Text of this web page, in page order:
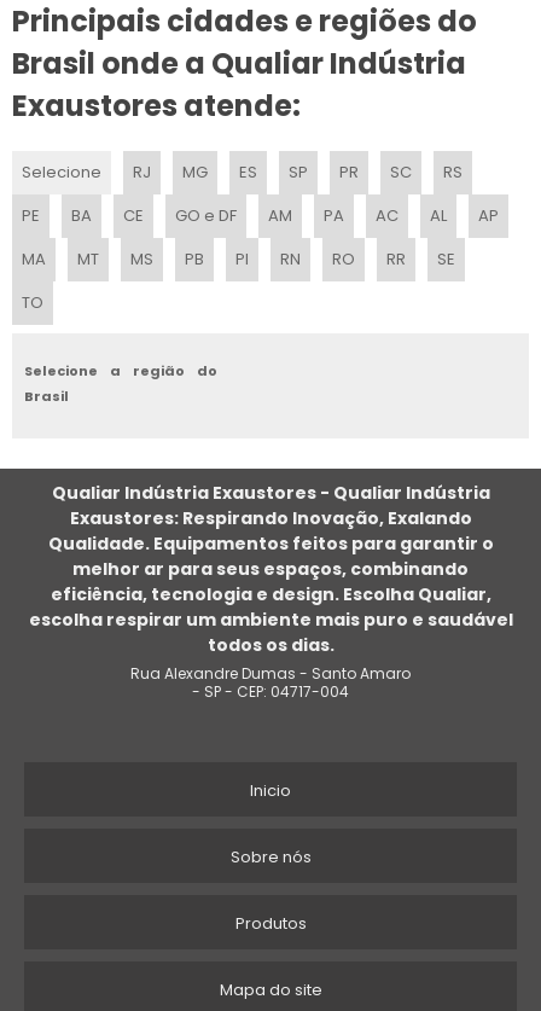
EXAUSTOR INDUSTRIAL 30CM 220V
EXAUSTOR DE PAREDE PARA COZINHA
EXAUSTOR DE AR INDUSTRIAL
EXAUSTOR DE FUMOS
PREÇO DE EXAUSTOR DE PAREDE
EXAUSTOR INDUSTRIAL PARA COZINHA
SISTEMA DE VENTILAÇÃO E EXAUSTÃO INDUSTRIAL
EXAUSTOR EÓLICO PARA TELHADO
EXAUSTOR DE AR
COMPRAR EXAUSTOR DE COZINHA
FABRICANTE DE VENTILADOR CENTRÍFUGO
Principais cidades e regiões do
Brasil onde a Qualiar Indústria
Exaustores atende:
Selecione RJ MG ES SP PR SC
RS
PE
BA CE GO e DF AM PA AC AL
AP
MA
MT MS PB PI RN RO RR
SE
TO
Selecione a região do
Brasil
Qualiar Indústria Exaustores - Qualiar Indústria
Exaustores: Respirando Inovação, Exalando
Qualidade. Equipamentos feitos para garantir o
melhor ar para seus espaços, combinando
eficiência, tecnologia e design. Escolha Qualiar,
escolha respirar um ambiente mais puro e saudável
todos os dias.
Rua Alexandre Dumas - Santo Amaro
- SP - CEP: 04717-004
Inicio
Sobre nós
Produtos
Mapa do site